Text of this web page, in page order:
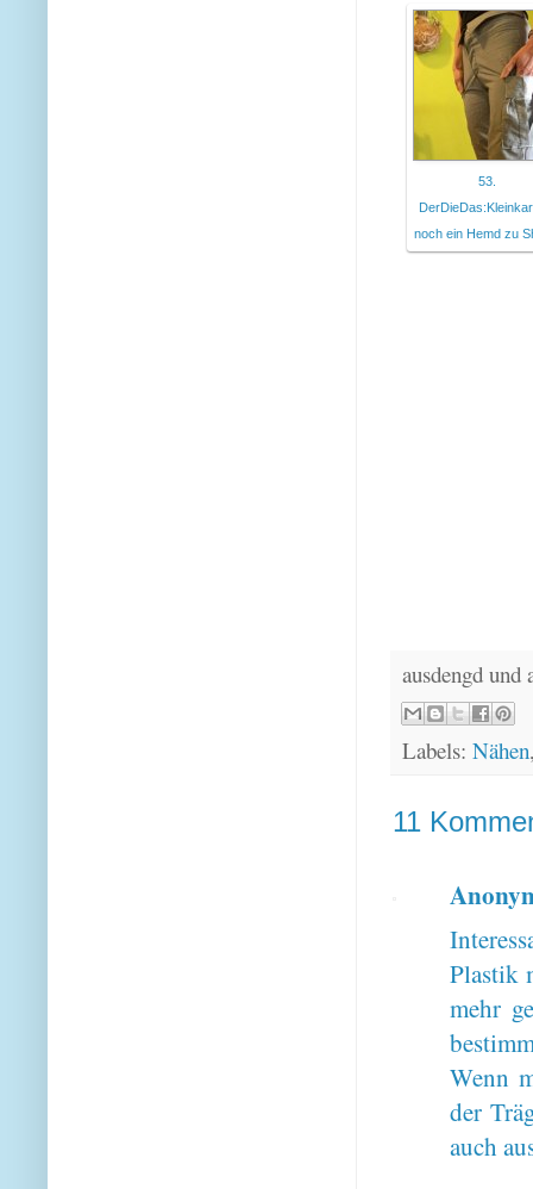
53.
noch ein Hemd zu
ausdengd
Labels: Nähen
11
Plastik
mehr
Wenn
der
auch